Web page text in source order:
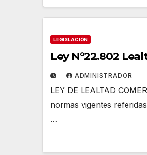
LEGISLACIÓN
Ley N°22.802
ADMINISTRADOR
LEY DE LEALTAD
normas vigentes
…